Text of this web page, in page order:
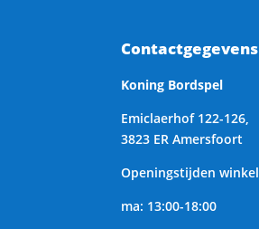
Contactgegevens
Koning Bordspel
Emiclaerhof 122-126,
3823 ER Amersfoort
Openingstijden winkel
ma: 13:00-18:00